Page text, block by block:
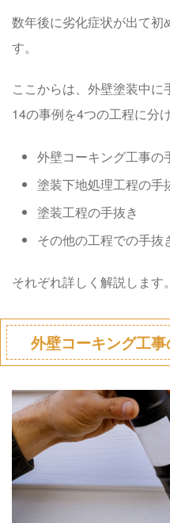
数年後に劣化症状が出て
す。
ここからは、外壁塗装中に
14の事例を4つの工程に分
外壁コーキング工事の
塗装下地処理工程の手
塗装工程の手抜き
その他の工程での手抜
それぞれ詳しく解説します。
外壁コーキング工事